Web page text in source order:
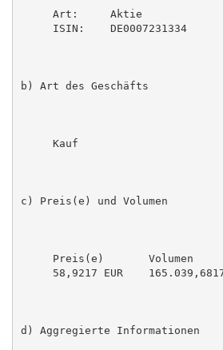
     Art:     Aktie
     ISIN:    DE0007231334
b) Art des Geschäfts
     Kauf
c) Preis(e) und Volumen
     Preis(e)       Volumen
58,9217 EUR
d) Aggregierte Informationen